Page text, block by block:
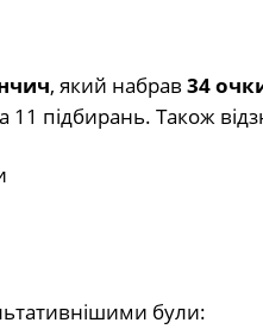
, який набрав 34
підбирань. Також
були: